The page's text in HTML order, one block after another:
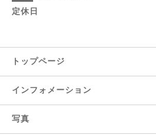
定休日
トップページ
インフォメーション
写真